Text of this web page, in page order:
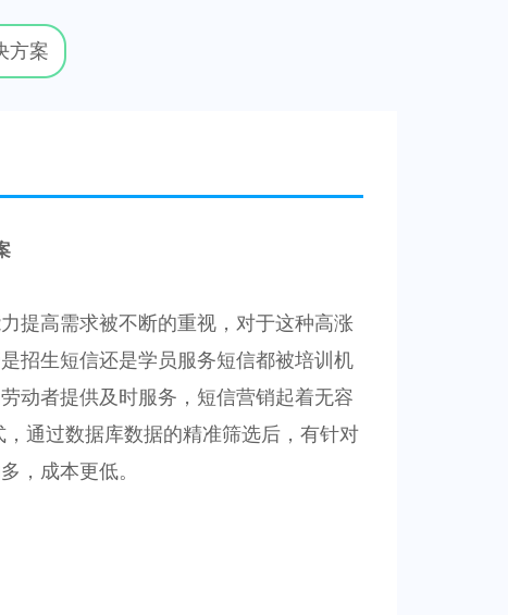
方案
提高需求被不断的重视，对于这种高涨
招生短信还是学员服务短信都被培训机
动者提供及时服务，短信营销起着无容
通过数据库数据的精准筛选后，有针对
，成本更低。